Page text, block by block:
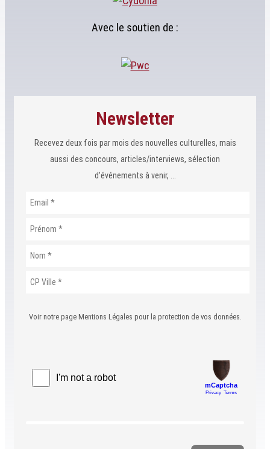
Avec le soutien de :
Newsletter
Recevez deux fois par mois des nouvelles culturelles, mais
aussi des concours, articles/interviews, sélection
d'événements à venir, ...
Voir notre page Mentions Légales pour la protection de vos données.